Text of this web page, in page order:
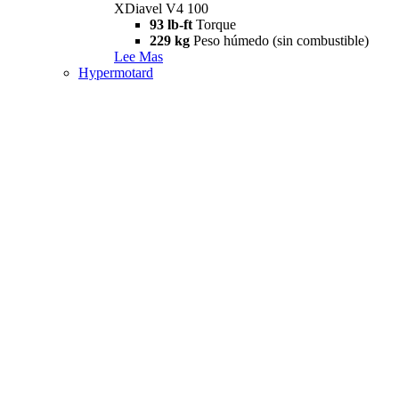
XDiavel V4 100
93 lb-ft Torque
229 kg Peso húmedo (sin combustible)
Lee Mas
Hypermotard